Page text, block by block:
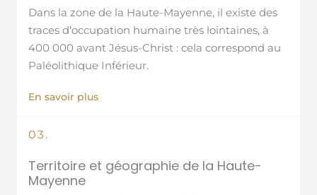
Dans la zone de la Haute-Mayenne, il existe des
traces d’occupation humaine très lointaines, à
400 000 avant Jésus-Christ : cela correspond au
Paléolithique Inférieur.
En savoir plus
03.
Territoire et géographie de la Haute-
Mayenne